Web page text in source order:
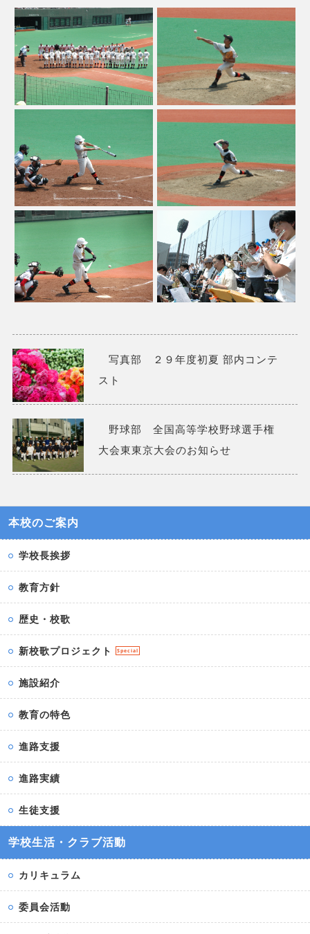
写真部 ２９年度初夏 部内コンテ
スト
野球部 全国高等学校野球選手権
大会東東京大会のお知らせ
本校のご案内
学校長挨拶
教育方針
歴史・校歌
新校歌プロジェクト Special
施設紹介
教育の特色
進路支援
進路実績
生徒支援
学校生活・クラブ活動
カリキュラム
委員会活動